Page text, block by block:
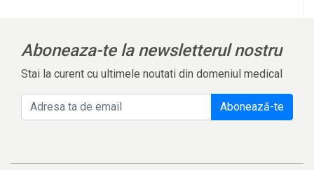
Aboneaza-te la newsletterul nostru
Stai la curent cu ultimele noutati din domeniul medical
Abonează-te